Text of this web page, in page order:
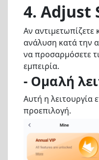
4. Adjust
Αν
ανάλυση κατά την
να προσαρμόσετε
εμπειρία.
- Ομαλή
Αυτή η λειτουργία
προεπιλογή.